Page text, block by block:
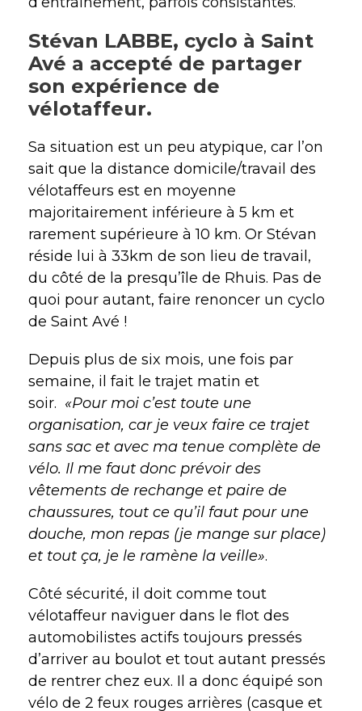
Stévan LABBE, cyclo à Saint
Avé a accepté de partager
son expérience de
vélotaffeur.
Sa situation est un peu atypique, car l’on
sait que la distance domicile/travail des
vélotaffeurs est en moyenne
majoritairement inférieure à 5 km et
rarement supérieure à 10 km. Or Stévan
réside lui à 33km de son lieu de travail,
du côté de la presqu’île de Rhuis. Pas de
quoi pour autant, faire renoncer un cyclo
de Saint Avé !
Depuis plus de six mois, une fois par
semaine, il fait le trajet matin et
soir. «Pour moi c’est toute une
organisation, car je veux faire ce trajet
sans sac et avec ma tenue complète de
vélo. Il me faut donc prévoir des
vêtements de rechange et paire de
chaussures, tout ce qu’il faut pour une
douche, mon repas (je mange sur place)
et tout ça, je le ramène la veille».
Côté sécurité, il doit comme tout
vélotaffeur naviguer dans le flot des
automobilistes actifs toujours pressés
d’arriver au boulot et tout autant pressés
de rentrer chez eux. Il a donc équipé son
vélo de 2 feux rouges arrières (casque et